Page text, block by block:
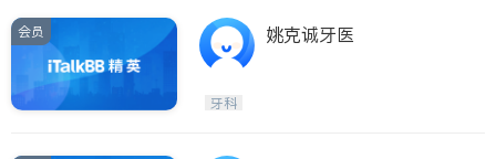
会员 姚克诚牙医
牙科